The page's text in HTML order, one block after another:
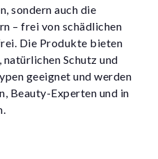
sondern auch die
– frei von schädlichen
Die Produkte bieten
Schutz und
geeignet und werden
Beauty-Experten und in